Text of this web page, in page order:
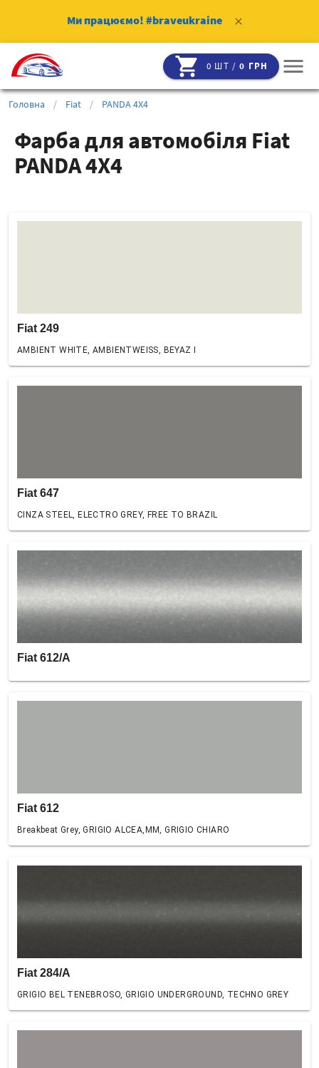
Ми працюємо! #braveukraine clear
shopping_cart 0 ШТ /0 ГРН menu
Головна / Fiat / PANDA 4X4
Фарба для автомобіля Fiat
PANDA 4X4
Fiat 249
AMBIENT WHITE, AMBIENTWEISS, BEYAZ I
Fiat 647
CINZA STEEL, ELECTRO GREY, FREE TO BRAZIL
Fiat 612/A
Fiat 612
Breakbeat Grey, GRIGIO ALCEA,MM, GRIGIO CHIARO
Fiat 284/A
GRIGIO BEL TENEBROSO, GRIGIO UNDERGROUND, TECHNO GREY